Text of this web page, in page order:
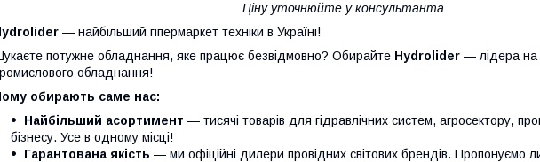
Ціну уточнюйте у консультанта
— найбільший гіпермаркет техніки в Україні!
потужне обладнання, яке працює безвідмовно? Обирайте Hydrolider — лідера на
обладнання!
обирають саме нас:
Найбільший асортимент — тисячі товарів для гідравлічних систем, агросектору,
бізнесу. Усе в одному місці!
Гарантована якість — ми офіційні дилери провідних світових брендів. Пропонуємо